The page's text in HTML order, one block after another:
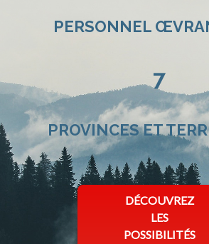
PERSONNEL Œ
7
PROVINCES ET
DÉCOUVREZ
LES
POSSIBILITÉS
s’ouvre